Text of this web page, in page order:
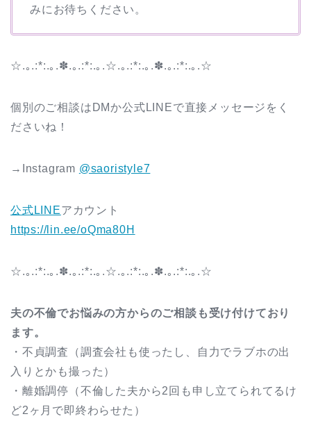
みにお待ちください。
☆.｡.:*:.｡.✽.｡.:*:.｡.☆.｡.:*:.｡.✽.｡.:*:.｡.☆
個別のご相談はDMか公式LINEで直接メッセージをく
ださいね！
→Instagram @saoristyle7
公式LINEアカウント
https://lin.ee/oQma80H
☆.｡.:*:.｡.✽.｡.:*:.｡.☆.｡.:*:.｡.✽.｡.:*:.｡.☆
夫の不倫でお悩みの方からのご相談も受け付けており
ます。
・不貞調査（調査会社も使ったし、自力でラブホの出
入りとかも撮った）
・離婚調停（不倫した夫から2回も申し立てられてるけ
ど2ヶ月で即終わらせた）